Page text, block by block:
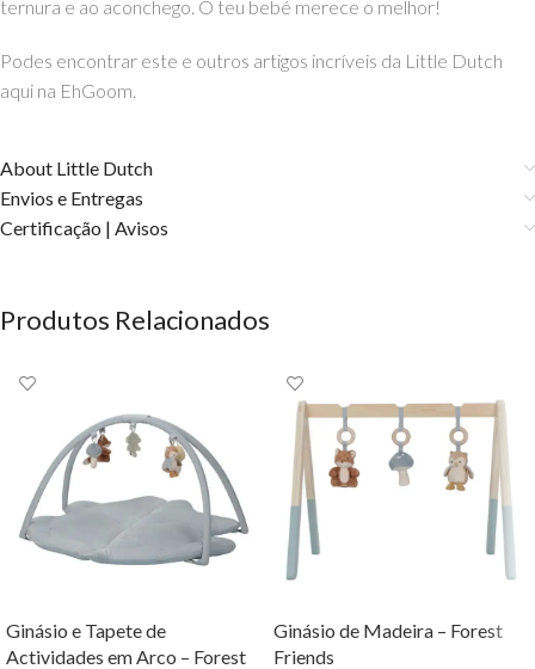
ternura e ao aconchego. O teu bebé merece o melhor!
Podes encontrar este e outros artigos incríveis da Little Dutch
aqui na EhGoom.
About Little Dutch
Envios e Entregas
Certificação | Avisos
Produtos Relacionados
Ginásio e Tapete de
Actividades em Arco – Forest
Ginásio de Madeira – Forest
Friends